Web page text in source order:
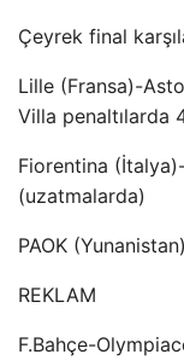
Çeyrek final
Lille (Fransa)-
Villa penaltılarda
Fiorentina
(uzatmalarda)
PAOK
REKLAM
F.Bahçe-